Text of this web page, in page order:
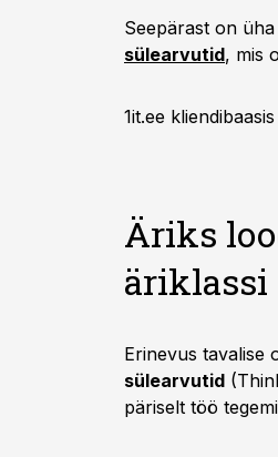
Seepärast on
sülearvutid, mis
1it.ee
Äriks
äriklassi
Erinevus tavalise
sülearvutid
päriselt töö